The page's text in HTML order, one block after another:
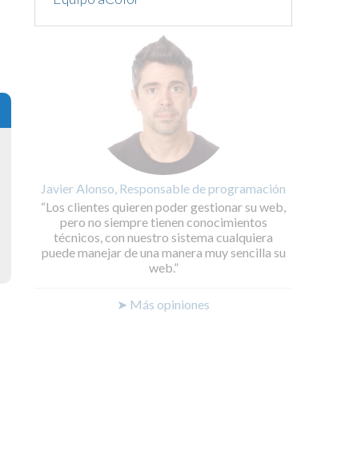
Javier Alonso, Responsable de programación
Los clientes quieren poder gestionar su web,
pero no siempre tienen conocimientos
técnicos, con nuestro sistema cualquiera
puede manejar de una manera muy sencilla su
web.
➤ Más opiniones